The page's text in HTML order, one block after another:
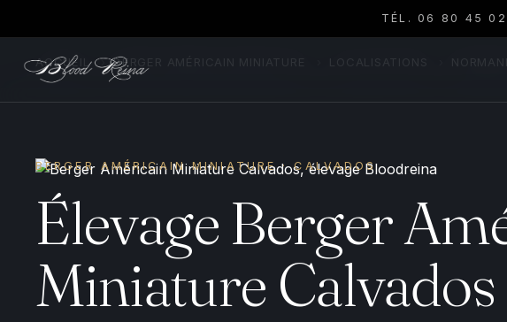
TÉL. 06 80 45
ACCUEIL › BERGER AMÉRICAIN MINIATURE
BERGER AMÉRICAIN MINIATURE · CALVADOS
Élevage Berger
Miniature Calvados